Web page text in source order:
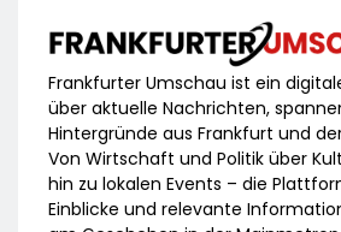
Frankfurter Umschau ist ein
über aktuelle Nachrichten,
Hintergründe aus Frankfurt und
Von Wirtschaft und Politik über
hin zu lokalen Events – die
Einblicke und relevante